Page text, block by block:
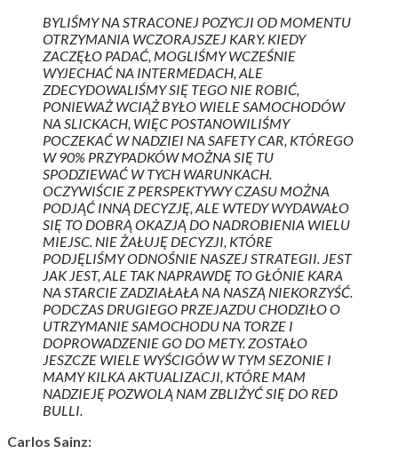
BYLIŚMY NA STRACONEJ POZYCJI OD MOMENTU
OTRZYMANIA WCZORAJSZEJ KARY. KIEDY
ZACZĘŁO PADAĆ, MOGLIŚMY WCZEŚNIE
WYJECHAĆ NA INTERMEDACH, ALE
ZDECYDOWALIŚMY SIĘ TEGO NIE ROBIĆ,
PONIEWAŻ WCIĄŻ BYŁO WIELE SAMOCHODÓW
NA SLICKACH, WIĘC POSTANOWILIŚMY
POCZEKAĆ W NADZIEI NA SAFETY CAR, KTÓREGO
W 90% PRZYPADKÓW MOŻNA SIĘ TU
SPODZIEWAĆ W TYCH WARUNKACH.
OCZYWIŚCIE Z PERSPEKTYWY CZASU MOŻNA
PODJĄĆ INNĄ DECYZJĘ, ALE WTEDY WYDAWAŁO
SIĘ TO DOBRĄ OKAZJĄ DO NADROBIENIA WIELU
MIEJSC. NIE ŻAŁUJĘ DECYZJI, KTÓRE
PODJĘLIŚMY ODNOŚNIE NASZEJ STRATEGII. JEST
JAK JEST, ALE TAK NAPRAWDĘ TO GŁÓNIE KARA
NA STARCIE ZADZIAŁAŁA NA NASZĄ NIEKORZYŚĆ.
PODCZAS DRUGIEGO PRZEJAZDU CHODZIŁO O
UTRZYMANIE SAMOCHODU NA TORZE I
DOPROWADZENIE GO DO METY. ZOSTAŁO
JESZCZE WIELE WYŚCIGÓW W TYM SEZONIE I
MAMY KILKA AKTUALIZACJI, KTÓRE MAM
NADZIEJĘ POZWOLĄ NAM ZBLIŻYĆ SIĘ DO RED
BULLI.
Carlos Sainz: